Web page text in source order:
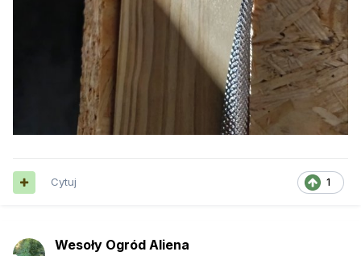
1
Cytuj
Wesoły Ogród Aliena